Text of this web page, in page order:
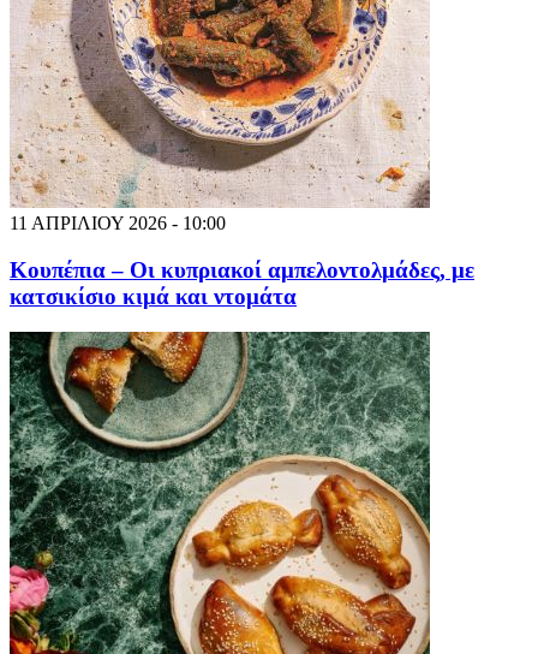
11 ΑΠΡΙΛΙΟΥ 2026 - 10:00
Κουπέπια – Οι κυπριακοί αμπελοντολμάδες, με
κατσικίσιο κιμά και ντομάτα